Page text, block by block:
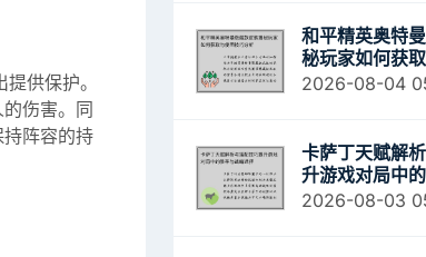
供保护。
伤害。同
持阵容的持
和平精英奥特
秘玩家如何获
析
2026-08-04
卡萨丁天赋解
升游戏对局中
择
2026-08-03